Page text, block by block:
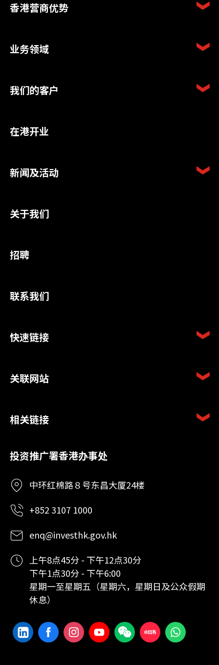
香港营商优势
业务领域
我们的客户
在港开业
新闻及活动
关于我们
招聘
联系我们
快速链接
关联网站
相关链接
投资推广署香港办事处
中环红棉路８号东昌大厦24楼
+852 3107 1000
enq@investhk.gov.hk
上午8点45分 - 下午12点30分
下午1点30分 - 下午6:00
星期一至星期五（星期六，星期日及公众假期
休息）